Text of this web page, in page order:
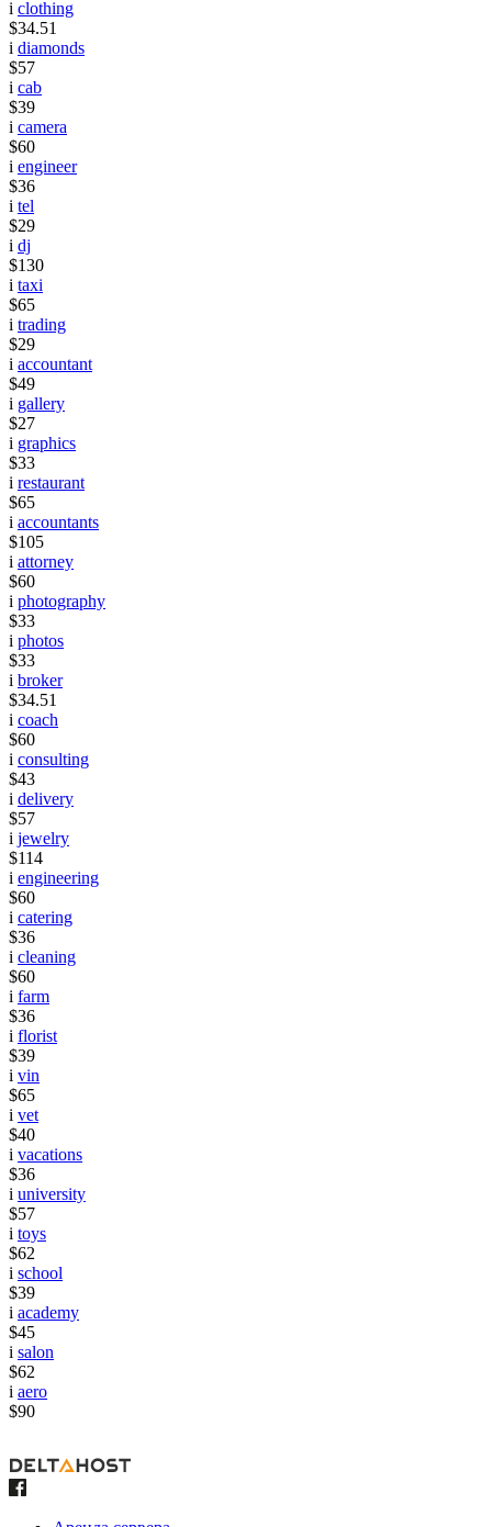
i clothing
$34.51
i diamonds
$57
i cab
$39
i camera
$60
i engineer
$36
i tel
$29
i dj
$130
i taxi
$65
i trading
$29
i accountant
$49
i gallery
$27
i graphics
$33
i restaurant
$65
i accountants
$105
i attorney
$60
i photography
$33
i photos
$33
i broker
$34.51
i coach
$60
i consulting
$43
i delivery
$57
i jewelry
$114
i engineering
$60
i catering
$36
i cleaning
$60
i farm
$36
i florist
$39
i vin
$65
i vet
$40
i vacations
$36
i university
$57
i toys
$62
i school
$39
i academy
$45
i salon
$62
i aero
$90